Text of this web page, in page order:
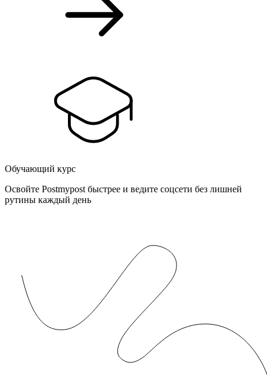
Обучающий курс
Освойте Postmypost быстрее и ведите соцсети без лишней
рутины каждый день